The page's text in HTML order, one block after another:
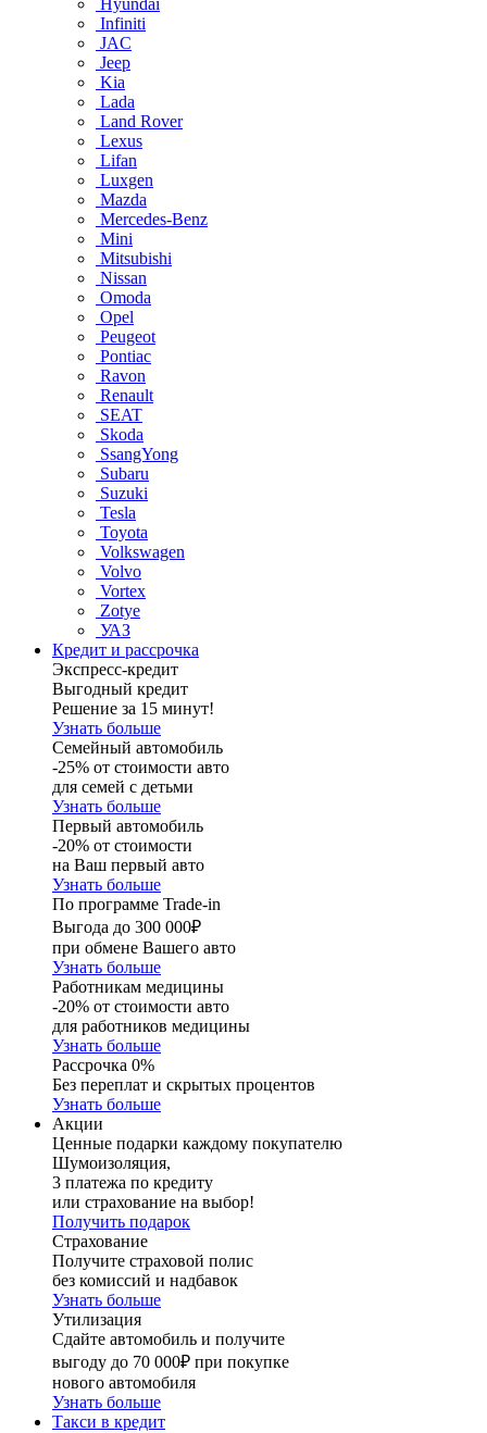
Hyundai
Infiniti
JAC
Jeep
Kia
Lada
Land Rover
Lexus
Lifan
Luxgen
Mazda
Mercedes-Benz
Mini
Mitsubishi
Nissan
Omoda
Opel
Peugeot
Pontiac
Ravon
Renault
SEAT
Skoda
SsangYong
Subaru
Suzuki
Tesla
Toyota
Volkswagen
Volvo
Vortex
Zotye
УАЗ
Кредит и рассрочка
Экспресс-кредит
Выгодный кредит
Решение за 15 минут!
Узнать больше
Семейный автомобиль
-25% от стоимости авто
для семей с детьми
Узнать больше
Первый автомобиль
-20% от стоимости
на Ваш первый авто
Узнать больше
По программе Trade-in
Выгода до 300 000₽
при обмене Вашего авто
Узнать больше
Работникам медицины
-20% от стоимости авто
для работников медицины
Узнать больше
Рассрочка 0%
Без переплат и скрытых процентов
Узнать больше
Акции
Ценные подарки каждому покупателю
Шумоизоляция,
3 платежа по кредиту
или страхование на выбор!
Получить подарок
Страхование
Получите страховой полис
без комиссий и надбавок
Узнать больше
Утилизация
Сдайте автомобиль и получите
выгоду до 70 000₽ при покупке
нового автомобиля
Узнать больше
Такси в кредит